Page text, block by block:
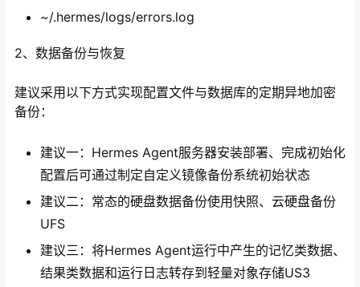
~/.hermes/logs/errors.log
2、数据备份与恢复
建议采用以下方式实现配置文件与数据库的定期异地加密
备份：
建议一：Hermes Agent服务器安装部署、完成初始化
配置后可通过制定自定义镜像备份系统初始状态
建议二：常态的硬盘数据备份使用快照、云硬盘备份
UFS
建议三：将Hermes Agent运行中产生的记忆类数据、
结果类数据和运行日志转存到轻量对象存储US3